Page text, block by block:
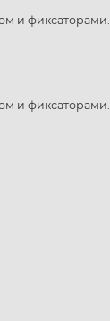
и фиксаторами.
и фиксаторами.